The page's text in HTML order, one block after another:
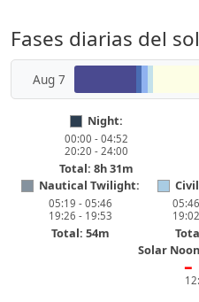
Fases diarias del
Aug 7
Night:
00:00 - 04:52
20:20 - 24:00
Total: 8h 31m
Nautical Twilight:
05:19 - 05:46
19:26 - 19:53
Total: 54m
Solar
━